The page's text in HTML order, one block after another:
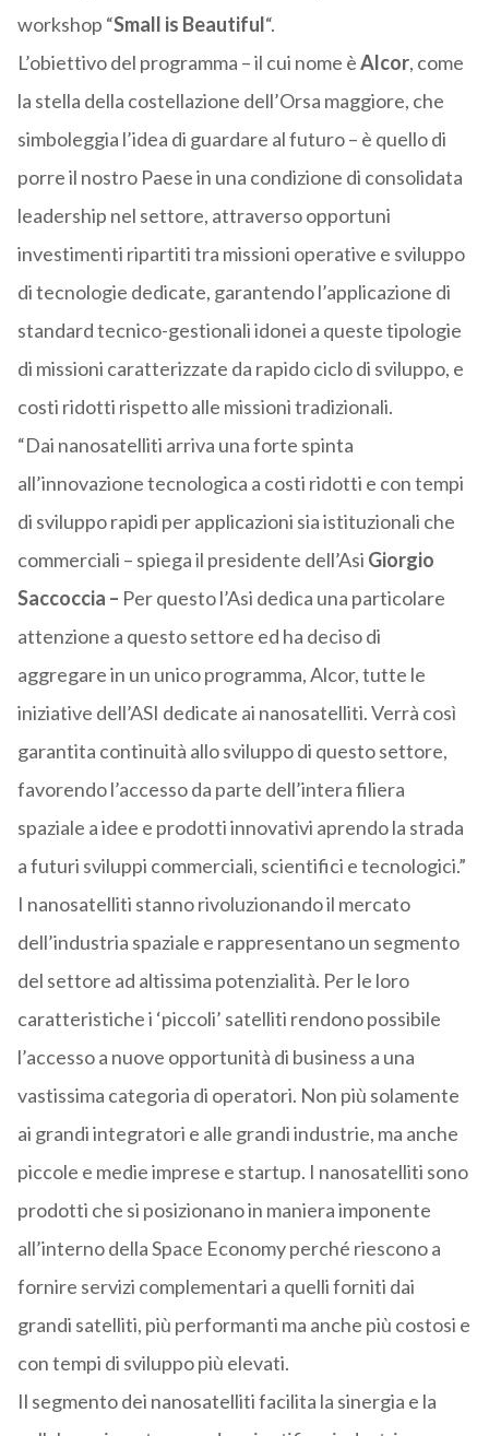
workshop “Small is Beautiful“.
L’obiettivo del programma – il cui nome èAlcor, come
la stella della costellazione dell’Orsa maggiore, che
simboleggia l’idea di guardare al futuro – è quello di
porre il nostro Paese in una condizione di consolidata
leadership nel settore, attraverso opportuni
investimenti ripartiti tra missioni operative e sviluppo
di tecnologie dedicate, garantendo l’applicazione di
standard tecnico-gestionali idonei a queste tipologie
di missioni caratterizzate da rapido ciclo di sviluppo, e
costi ridotti rispetto alle missioni tradizionali.
“Dai nanosatelliti arriva una forte spinta
all’innovazione tecnologica a costi ridotti e con tempi
di sviluppo rapidi per applicazioni sia istituzionali che
commerciali – spiega il presidente dell’Asi Giorgio
Saccoccia – Per questo l’Asi dedica una particolare
attenzione a questo settore ed ha deciso di
aggregare in un unico programma, Alcor, tutte le
iniziative dell’ASI dedicate ai nanosatelliti. Verrà così
garantita continuità allo sviluppo di questo settore,
favorendo l’accesso da parte dell’intera filiera
spaziale a idee e prodotti innovativi aprendo la strada
a futuri sviluppi commerciali, scientifici e tecnologici.”
I nanosatelliti stanno rivoluzionando il mercato
dell’industria spaziale e rappresentano un segmento
del settore ad altissima potenzialità. Per le loro
caratteristiche i ‘piccoli’ satelliti rendono possibile
l’accesso a nuove opportunità di business a una
vastissima categoria di operatori. Non più solamente
ai grandi integratori e alle grandi industrie, ma anche
piccole e medie imprese e startup. I nanosatelliti sono
prodotti che si posizionano in maniera imponente
all’interno della Space Economy perché riescono a
fornire servizi complementari a quelli forniti dai
grandi satelliti, più performanti ma anche più costosi e
con tempi di sviluppo più elevati.
Il segmento dei nanosatelliti facilita la sinergia e la